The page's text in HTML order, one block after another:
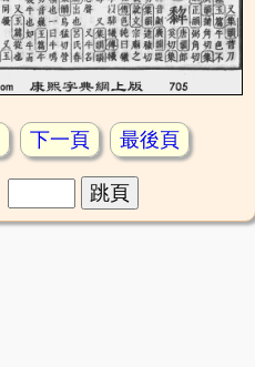
下一頁 最後頁